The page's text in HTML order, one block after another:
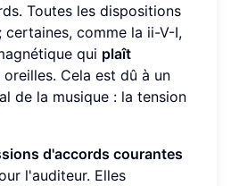
Toutes les dispositions
certaines, comme la ii-V-I,
qui plaît
Cela est dû à un
de la musique : la tension
d'accords courantes
l'auditeur. Elles